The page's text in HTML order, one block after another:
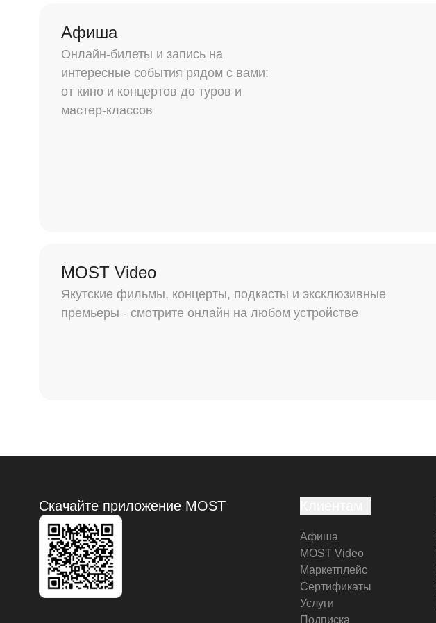
Афиша
Онлайн-билеты и запись на
интересные события рядом с вами:
от кино и концертов до туров и
мастер-классов
MOST Video
Якутские фильмы, концерты, подкасты и эксклюзивные
премьеры - смотрите онлайн на любом устройстве
Скачайте приложение MOST
Афиша
MOST Video
Маркетплейс
Сертификаты
Услуги
Подписка